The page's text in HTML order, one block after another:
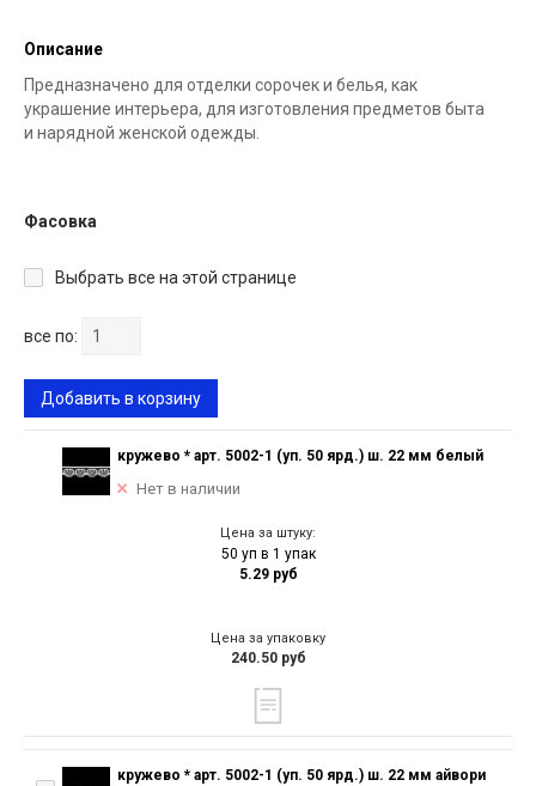
Описание
Предназначено для отделки сорочек и белья, как
украшение интерьера, для изготовления предметов быта
и нарядной женской одежды.
Фасовка
Выбрать все на этой странице
все по:
Добавить в корзину
кружево * арт. 5002-1 (уп. 50 ярд.) ш. 22 мм белый
Нет в наличии
Цена за штуку:
50 уп в 1 упак
5.29 руб
Цена за упаковку
240.50 руб
кружево * арт. 5002-1 (уп. 50 ярд.) ш. 22 мм айвори